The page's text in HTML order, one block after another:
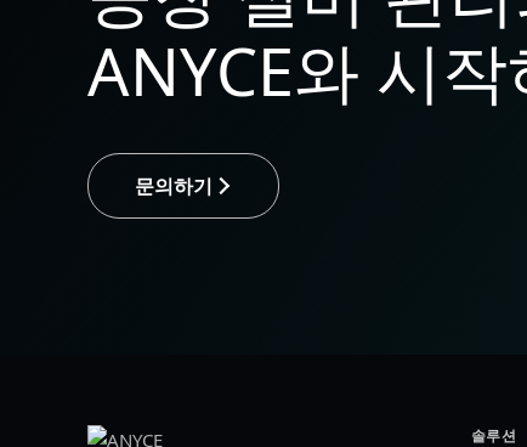
ANYCE와 시
문의하기
솔루션